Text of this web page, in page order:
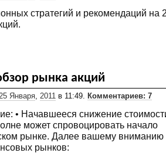
стратегий и рекомендаций на
рынка акций
25 Января 2011 в 11:49. Комментариев: 7
• Начавшееся снижение
может спровоцировать начало
рынке. Далее вашему вниманию
рынков: